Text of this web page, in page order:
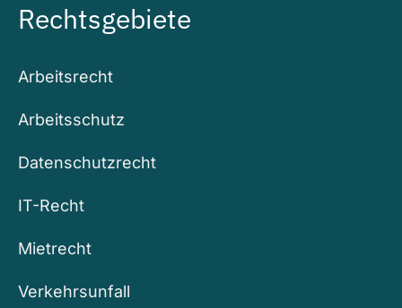
Rechtsgebiete
Arbeitsrecht
Arbeitsschutz
Datenschutzrecht
IT-Recht
Mietrecht
Verkehrsunfall